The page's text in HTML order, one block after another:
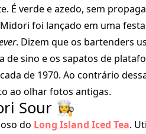
É verde e azedo, sem
foi lançado em uma
. Dizem que os bartenders
de sino e os sapatos de
de 1970. Ao contrário
ao olhar fotos antigas.
Sour 👩‍🍳
do Long Island Iced Tea.